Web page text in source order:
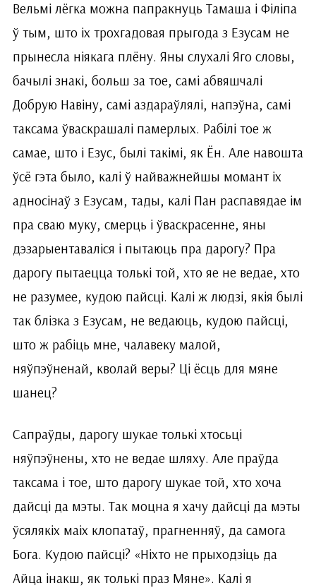
Вельмі лёгка можна папракнуць Тамаша і Філіпа
ў тым, што іх трохгадовая прыгода з Езусам не
прынесла ніякага плёну. Яны слухалі Яго словы,
бачылі знакі, больш за тое, самі абвяшчалі
Добрую Навіну, самі аздараўлялі, напэўна, самі
таксама ўваскрашалі памерлых. Рабілі тое ж
самае, што і Езус, былі такімі, як Ён. Але навошта
ўсё гэта было, калі ў найважнейшы момант іх
адносінаў з Езусам, тады, калі Пан распавядае ім
пра сваю муку, смерць і ўваскрасенне, яны
дэзарыентаваліся і пытаюць пра дарогу? Пра
дарогу пытаецца толькі той, хто яе не ведае, хто
не разумее, кудою пайсці. Калі ж людзі, якія былі
так блізка з Езусам, не ведаюць, кудою пайсці,
што ж рабіць мне, чалавеку малой,
няўпэўненай, кволай веры? Ці ёсць для мяне
шанец?
Сапраўды, дарогу шукае толькі хтосьці
няўпэўнены, хто не ведае шляху. Але праўда
таксама і тое, што дарогу шукае той, хто хоча
дайсці да мэты. Так моцна я хачу дайсці да мэты
ўсялякіх маіх клопатаў, прагненняў, да самога
Бога. Кудою пайсці? «Ніхто не прыходзіць да
Айца інакш, як толькі праз Мяне». Калі я